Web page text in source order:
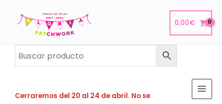
0,00€
Cerraremos del 20 al 24 de abril. No se